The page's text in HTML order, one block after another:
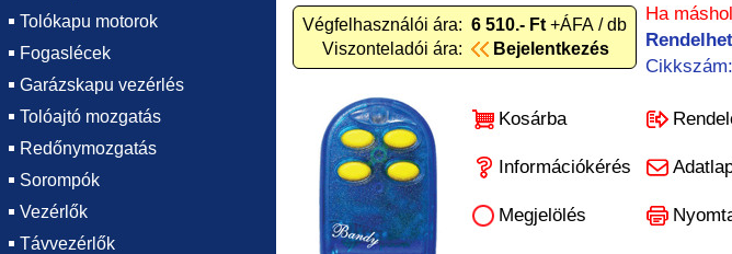
Tolókapu motorok
Fogaslécek
Garázskapu vezérlés
Tolóajtó mozgatás
Redőnymozgatás
Sorompók
Vezérlők
Távvezérlők
Végfelhasználói ára: 6 510.- Ft +ÁFA / db
Viszonteladói ára:
Bejelentkezés
Ha
Kosárba
Információkérés
Megjelölés